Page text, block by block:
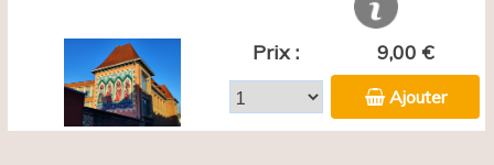
Prix : 9,00 €
Ajouter